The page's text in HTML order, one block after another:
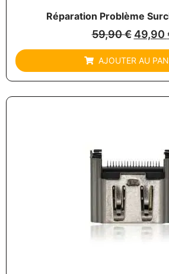
Réparation Problème
59,90€ 49,90
AJOUTER AU